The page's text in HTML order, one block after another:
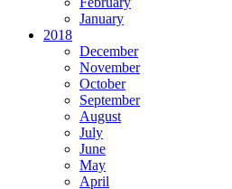
January
2018
December
November
October
September
August
July
June
May
April